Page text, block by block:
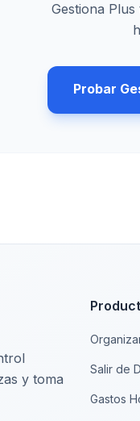
Gestiona
Probar
y toma
Salir de
Gastos